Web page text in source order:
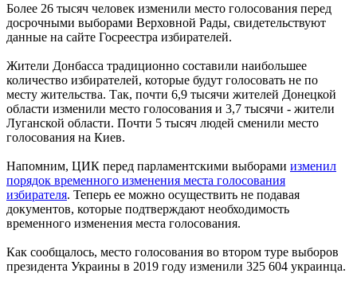
Более 26 тысяч человек изменили место голосования перед
досрочными выборами Верховной Рады, свидетельствуют
данные на сайте Госреестра избирателей.
Жители Донбасса традиционно составили наибольшее
количество избирателей, которые будут голосовать не по
месту жительства. Так, почти 6,9 тысячи жителей Донецкой
области изменили место голосования и 3,7 тысячи - жители
Луганской области. Почти 5 тысяч людей сменили место
голосования на Киев.
Напомним, ЦИК перед парламентскими выборами изменил
порядок временного изменения места голосования
избирателя. Теперь ее можно осуществить не подавая
документов, которые подтверждают необходимость
временного изменения места голосования.
Как сообщалось, место голосования во втором туре выборов
президента Украины в 2019 году изменили 325 604 украинца.